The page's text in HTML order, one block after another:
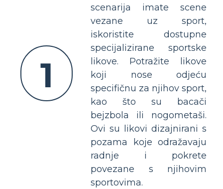
1
scenarija imate scene
vezane uz sport,
iskoristite dostupne
specijalizirane sportske
likove. Potražite likove
koji nose odjeću
specifičnu za njihov sport,
kao što su bacači
bejzbola ili nogometaši.
Ovi su likovi dizajnirani s
pozama koje odražavaju
radnje i pokrete
povezane s njihovim
sportovima.